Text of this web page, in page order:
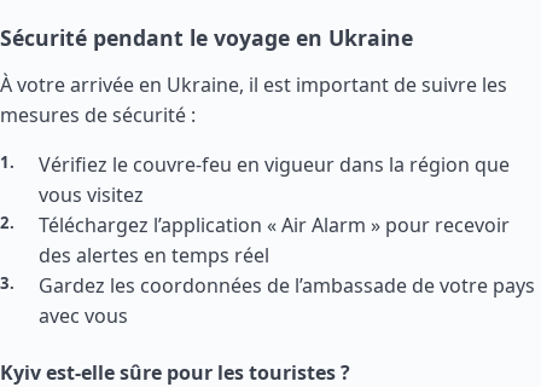
Sécurité pendant le voyage en Ukraine
À votre arrivée en Ukraine, il est important de suivre les
mesures de sécurité :
Vérifiez le couvre-feu en vigueur dans la région que
vous visitez
Téléchargez l’application « Air Alarm » pour recevoir
des alertes en temps réel
Gardez les coordonnées de l’ambassade de votre pays
avec vous
Kyiv est-elle sûre pour les touristes ?